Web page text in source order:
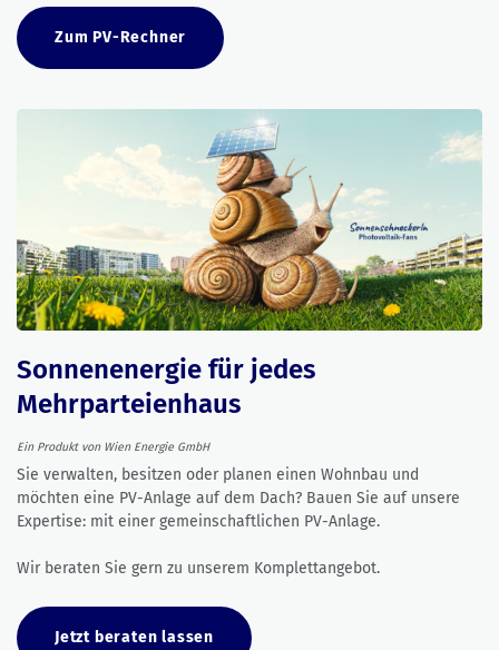
Zum PV-Rechner
Sonnenenergie für jedes
Mehrparteienhaus
Ein Produkt von Wien Energie GmbH
Sie verwalten, besitzen oder planen einen Wohnbau und
möchten eine PV-Anlage auf dem Dach? Bauen Sie auf unsere
Expertise: mit einer gemeinschaftlichen PV-Anlage.
Wir beraten Sie gern zu unserem Komplettangebot.
Jetzt beraten lassen